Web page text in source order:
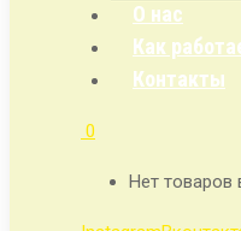
О нас
Как
Контакты
0
Нет товаров